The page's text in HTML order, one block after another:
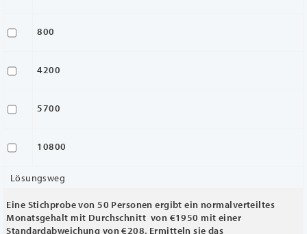
800
4200
5700
10800
Lösungsweg
Eine Stichprobe von 50 Personen ergibt ein normalverteiltes
Monatsgehalt mit Durchschnitt von €1950 mit einer
Standardabweichung von €208. Ermitteln sie das